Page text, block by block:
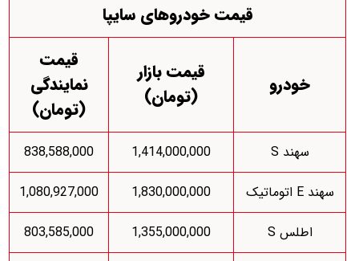
قیمت خودروهای سایپا
خودرو
قیمت بازار
(تومان)
قیمت
نمایندگی
(تومان)
سهند S 1,414,000,000
838,588,000
سهند E اتوماتیک
1,830,000,000
1,080,927,000
اطلس S
1,355,000,000
803,585,000